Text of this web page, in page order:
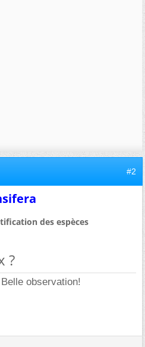
#2
des espèces
?
observation!